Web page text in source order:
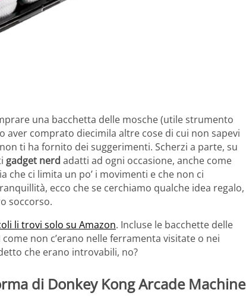
una bacchetta delle mosche (utile strumento
comprato diecimila altre cose di cui non sapevi
ti ha fornito dei suggerimenti. Scherzi a parte, su
gadget nerd adatti ad ogni occasione, anche come
che ci limita un po’ i movimenti e che non ci
ecco che se cerchiamo qualche idea regalo,
soccorso.
li trovi solo su Amazon. Incluse le bacchette delle
non c’erano nelle ferramenta visitate o nei
che erano introvabili, no?
di Donkey Kong Arcade Machine